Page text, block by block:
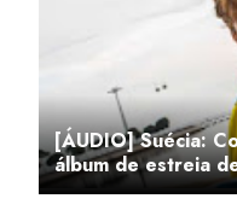
[ÁUDIO] Suécia:
álbum de estreia